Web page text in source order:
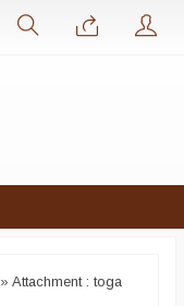
» Attachment : toga